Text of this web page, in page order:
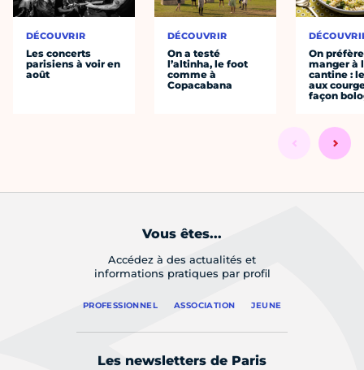
DÉCOUVRIR
Les concerts
parisiens à voir en
août
DÉCOUVRIR
On a testé
l’altinha, le foot
comme à
Copacabana
On préfère
manger à
cantine :
aux
façon
Vous êtes...
Accédez à des actualités et
informations pratiques par profil
PROFESSIONNEL ASSOCIATION JEUNE
Les newsletters de Paris